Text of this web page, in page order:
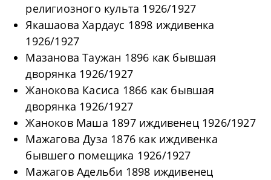
религиозного культа 1926/1927
Якашаова Хардаус 1898 иждивенка
1926/1927
Мазанова Таужан 1896 как бывшая
дворянка 1926/1927
Жанокова Касиса 1866 как бывшая
дворянка 1926/1927
Жаноков Маша 1897 иждивенец 1926/1927
Мажагова Дуза 1876 как иждивенка
бывшего помещика 1926/1927
Мажагов Адельби 1898 иждивенец